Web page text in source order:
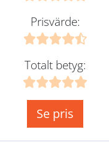
Prisvärde:
Totalt betyg:
Se pris